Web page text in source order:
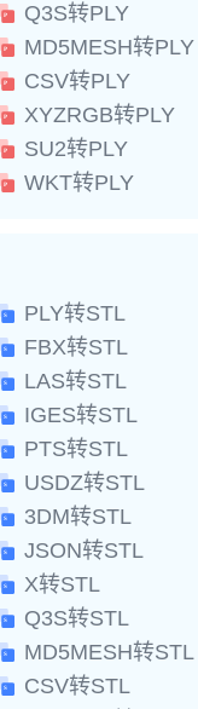
Q3S转PLY
MD5MESH转PLY
CSV转PLY
XYZRGB转PLY
SU2转PLY
WKT转PLY
PLY转STL
FBX转STL
LAS转STL
IGES转STL
PTS转STL
USDZ转STL
3DM转STL
JSON转STL
X转STL
Q3S转STL
MD5MESH转STL
CSV转STL